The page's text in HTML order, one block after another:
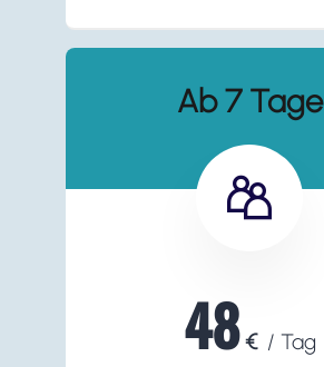
Ab 7 Tage
48€ / Tag